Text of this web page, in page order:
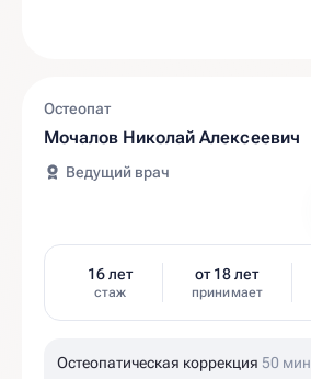
Остеопат
Мочалов Николай Алексеевич
Ведущий врач
16 лет
стаж
от 18 лет
принимает
Остеопатическая коррекция 50 мин